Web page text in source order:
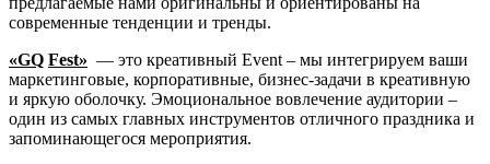
современные тенденции и тренды.
«GQ Fest» — это креативный Event – мы интегрируем ваши
маркетинговые, корпоративные, бизнес-задачи в креативную
и яркую оболочку. Эмоциональное вовлечение аудитории –
один из самых главных инструментов отличного праздника и
запоминающегося мероприятия.